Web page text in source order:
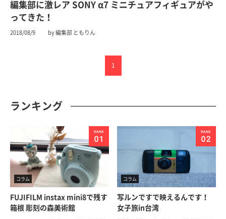
編集部に激レア SONY α7 ミニチュアフィギュアがや
ってきた！
2018/08/9 by 編集部 ともりん
1
ランキング
コラム
FUJIFILM instax mini8で残す
箱根 彫刻の森美術館
コラム
写ルンですで映えるんです！
女子旅in台湾